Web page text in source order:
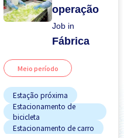
operação
Job in
Fábrica
Meio período
Estação próxima
Estacionamento de
bicicleta
Estacionamento de carro